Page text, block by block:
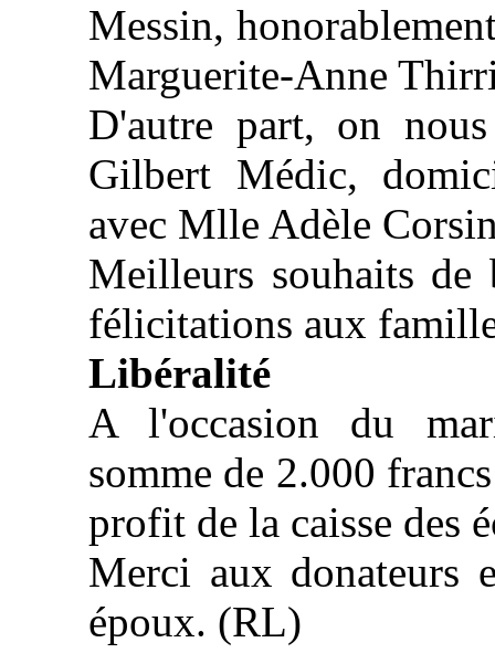
Messin,
Marguerite-Anne
D'autre part, on
Gilbert Médic,
avec Mlle Adèle
Meilleurs souhaits
félicitations aux
Libéralité
A l'occasion du
somme de 2.000
profit de la caisse des
Merci aux donateurs
époux. (RL)